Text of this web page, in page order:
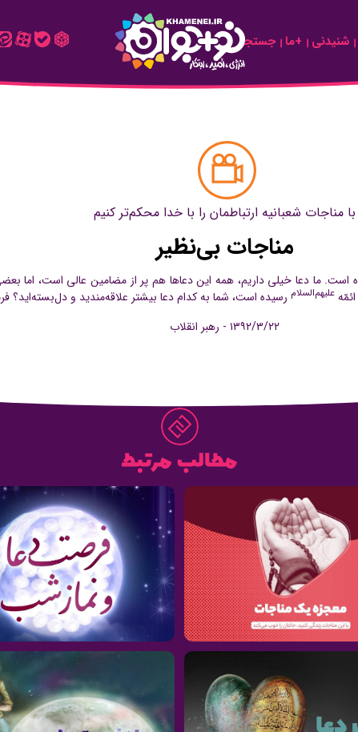
شنیدنی +ما جستجو
با مناجات شعبانیه ارتباطمان را با خدا محکم‌تر کنیم
مناجات بی‌نظیر
است. ما دعا خیلی داریم، همه‌ این دعاها هم پر از مضامین عالی است،
علیهم‌السلام رسیده است، شما به کدام دعا بیشتر علاقه‌مندید و دل‌بسته‌اید؟
۱۳۹۲/۳/۲۲ - رهبر انقلاب